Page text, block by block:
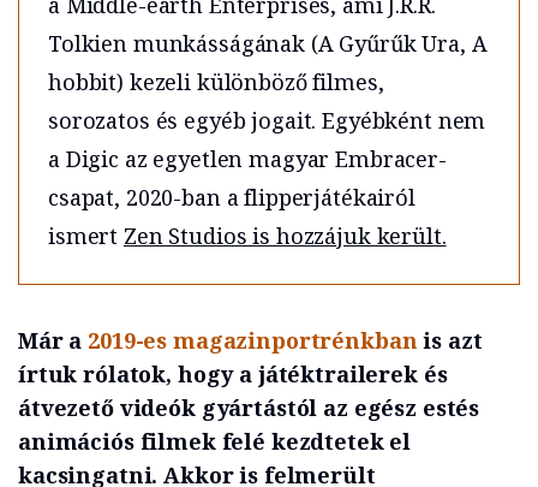
Tolkien munkásságának (A Gyűrűk Ura, A
hobbit) kezeli különböző filmes,
sorozatos és egyéb jogait. Egyébként nem
a Digic az egyetlen magyar Embracer-
csapat, 2020-ban a flipperjátékairól
ismert Zen Studios is hozzájuk került.
Már a 2019-es magazinportrénkban is azt
írtuk rólatok, hogy a játéktrailerek és
átvezető videók gyártástól az egész estés
animációs filmek felé kezdtetek el
kacsingatni. Akkor is felmerült